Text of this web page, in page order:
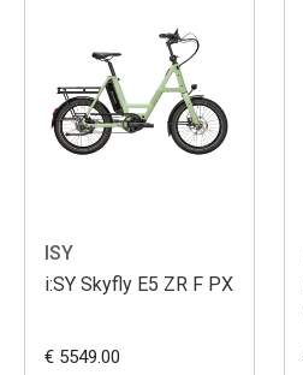
ISY
i:SY Skyfly E5 ZR F PX
€ 5549.00